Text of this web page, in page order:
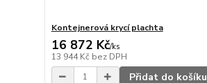
Kontejnerová krycí plachta
16 872 Kč/ks
13 944 Kč bez DPH
Přidat do košíku